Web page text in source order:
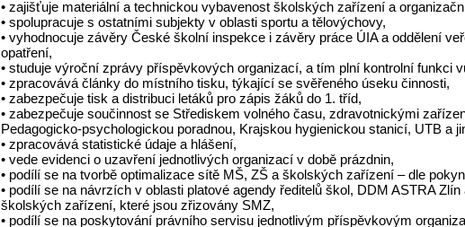
• zajišťuje materiální a technickou vybavenost školských zařízení a
• spolupracuje s ostatními subjekty v oblasti sportu a tělovýchovy,
• vyhodnocuje závěry České školní inspekce i závěry práce ÚIA a oddělení
opatření,
• studuje výroční zprávy příspěvkových organizací, a tím plní kontrolní funkci
• zpracovává články do místního tisku, týkající se svěřeného úseku činnosti,
• zabezpečuje tisk a distribuci letáků pro zápis žáků do 1. tříd,
• zabezpečuje součinnost se Střediskem volného času, zdravotnickými
Pedagogicko-psychologickou poradnou, Krajskou hygienickou stanicí, UTB a
• zpracovává statistické údaje a hlášení,
• vede evidenci o uzavření jednotlivých organizací v době prázdnin,
• podílí se na tvorbě optimalizace sítě MŠ, ZŠ a školských zařízení – dle
• podílí se na návrzích v oblasti platové agendy ředitelů škol, DDM ASTRA
školských zařízení, které jsou zřizovány SMZ,
• podílí se na poskytování právního servisu jednotlivým příspěvkovým